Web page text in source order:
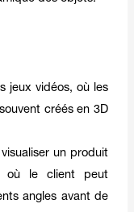
jeux vidéos, où les
créés en 3D
un produit
où le client peut
angles avant de